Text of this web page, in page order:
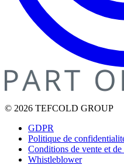
© 2026 TEFCOLD GROUP
GDPR
Politique de
Conditions de vente et
Whistleblower